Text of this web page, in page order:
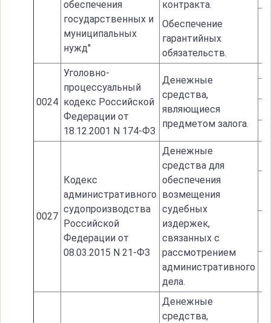
обеспечения
государственных и
муниципальных
нужд"
контракта.
Обеспечение
гарантийных
обязательств.
0024
Уголовно-
процессуальный
кодекс Российской
Федерации от
18.12.2001 N 174-ФЗ
Денежные
средства,
являющиеся
предметом залога.
0027
Кодекс
административного
судопроизводства
Российской
Федерации от
08.03.2015 N 21-ФЗ
Денежные
средства для
обеспечения
возмещения
судебных
издержек,
связанных с
рассмотрением
административного
дела.
Денежные
средства,